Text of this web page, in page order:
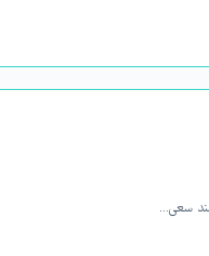
سعی…